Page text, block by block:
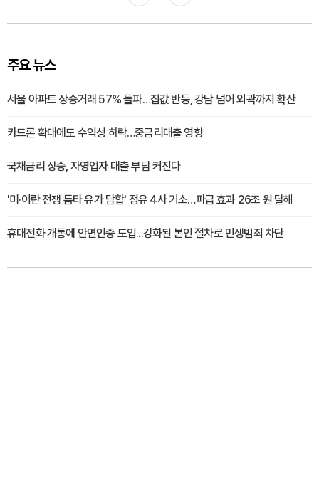
주요 뉴스
서울 아파트 상승거래 57% 돌파…집값 반등, 강남 넘어 외곽까지 확산
카드론 확대에도 수익성 하락…중금리대출 영향
국채금리 상승, 자영업자 대출 부담 커진다
'미·이란 전쟁 틈타 유가 담합' 정유 4사 기소…파급 효과 26조 원 달해
휴대전화 개통에 안면인증 도입...강화된 본인 절차로 민생범죄 차단